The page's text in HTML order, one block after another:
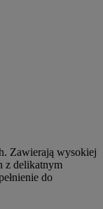
Zawierają wysokiej
z delikatnym
do